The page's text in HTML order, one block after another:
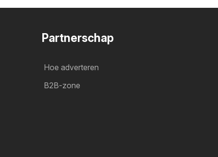
Partnerschap
Hoe adverteren
B2B-zone